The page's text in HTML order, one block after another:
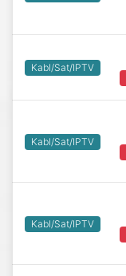
Kabl/Sat/IPTV
Kabl/Sat/IPTV
Kabl/Sat/IPTV